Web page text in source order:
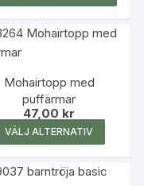
Mohairtopp med
puffärmar
47,00 kr
VÄLJ ALTERNATIV
här